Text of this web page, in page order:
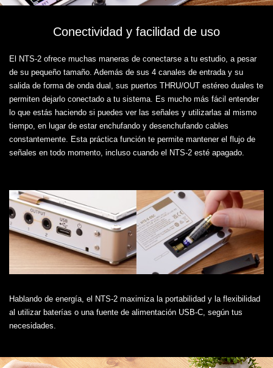
Conectividad y facilidad de uso
El NTS-2 ofrece muchas maneras de conectarse a tu estudio, a pesar
de su pequeño tamaño. Además de sus 4 canales de entrada y su
salida de forma de onda dual, sus puertos THRU/OUT estéreo duales te
permiten dejarlo conectado a tu sistema. Es mucho más fácil entender
lo que estás haciendo si puedes ver las señales y utilizarlas al mismo
tiempo, en lugar de estar enchufando y desenchufando cables
constantemente. Esta práctica función te permite mantener el flujo de
señales en todo momento, incluso cuando el NTS-2 esté apagado.
Hablando de energía, el NTS-2 maximiza la portabilidad y la flexibilidad
al utilizar baterías o una fuente de alimentación USB-C, según tus
necesidades.